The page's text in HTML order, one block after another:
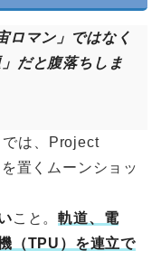
ロマン」ではなく
だと腹落ちしま
では、Project
置くムーンショッ
こと。軌道、電
（TPU）を連立で